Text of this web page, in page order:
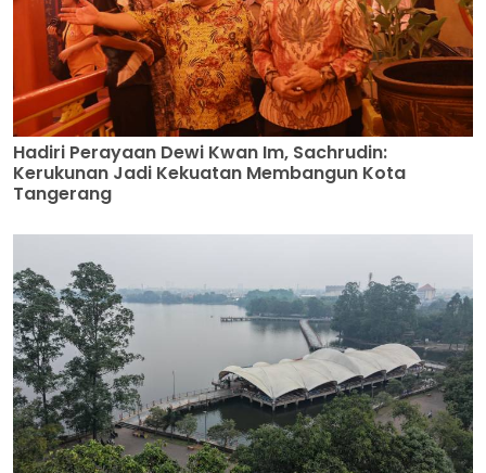
Hadiri Perayaan Dewi Kwan Im, Sachrudin:
Kerukunan Jadi Kekuatan Membangun Kota
Tangerang